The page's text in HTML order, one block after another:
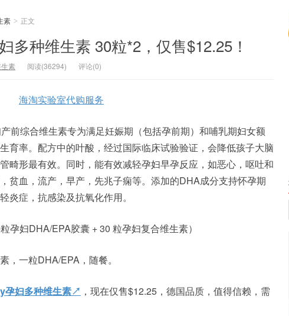
素 > 正文
多种维生素 30粒*2，仅售$12.25！
素 阅读(36294) 评论(0)
海淘实验室代购服务
前综合维生素专为满足妊娠期（包括孕前期）和哺乳期妇女额
育率。配方中的叶酸，经过国际临床试验验证，会降低孩子大脑
畸形最有效。同时，能有效减轻孕妇早孕反应，如恶心，呕吐和
贫血，流产，早产，先兆子痫等。添加的DHA成分支持怀孕期
炎症，抗感染及抗氧化作用。
孕妇DHA/EPA胶囊 + 30 粒孕妇复合维生素）
，一粒DHA/EPA，随餐。
孕妇多种维生素↗ ，现在仅售$12.25，德国品质，值得信赖，需